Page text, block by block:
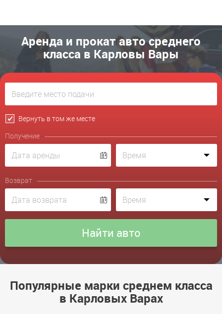
Аренда и прокат авто среднего
класса в Карловы Вары
Вернуть в том же месте
Получение
Возврат
Популярные марки среднем класса
в Карловых Варах